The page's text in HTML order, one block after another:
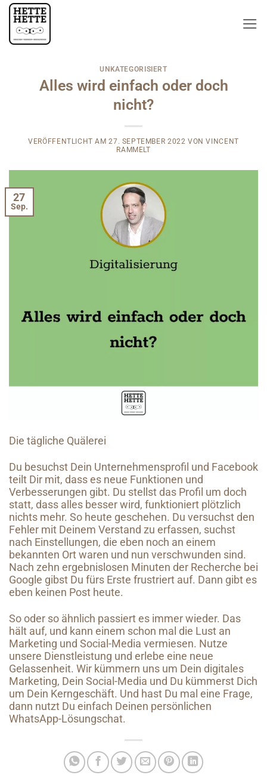
Zum
Inhalt
springen
UNKATEGORISIERT
Alles wird einfach oder doch
nicht?
VERÖFFENTLICHT AM27. SEPTEMBER 2022 VONVINCENT
RAMMELT
27
Sep.
Die tägliche Quälerei
Du besuchst Dein Unternehmensprofil und Facebook
teilt Dir mit, dass es neue Funktionen und
Verbesserungen gibt. Du stellst das Profil um doch
statt, dass alles besser wird, funktioniert plötzlich
nichts mehr. So heute geschehen. Du versuchst den
Fehler mit Deinem Verstand zu erfassen, suchst
nach Einstellungen, die eben noch an einem
bekannten Ort waren und nun verschwunden sind.
Nach zehn ergebnislosen Minuten der Recherche bei
Google gibst Du fürs Erste frustriert auf. Dann gibt es
eben keinen Post heute.
So oder so ähnlich passiert es immer wieder. Das
hält auf, und kann einem schon mal die Lust an
Marketing und Social-Media vermiesen. Nutze
unsere Dienstleistung und erlebe eine neue
Gelassenheit. Wir kümmern uns um Dein digitales
Marketing, Dein Social-Media und Du kümmerst Dich
um Dein Kerngeschäft. Und hast Du mal eine Frage,
dann nutzt Du einfach Deinen persönlichen
WhatsApp-Lösungschat.